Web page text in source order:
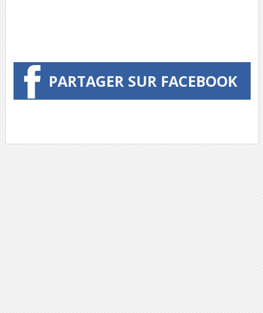
PARTAGER SUR FACEBOOK